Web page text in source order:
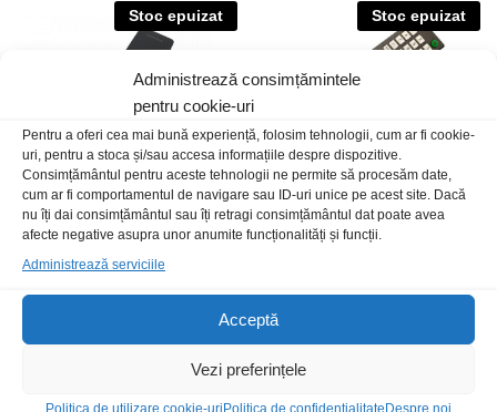
Administrează consimțămintele
pentru cookie-uri
Pentru a oferi cea mai bună experiență, folosim tehnologii, cum ar fi cookie-
uri, pentru a stoca și/sau accesa informațiile despre dispozitive.
Consimțământul pentru aceste tehnologii ne permite să procesăm date,
cum ar fi comportamentul de navigare sau ID-uri unice pe acest site. Dacă
nu îți dai consimțământul sau îți retragi consimțământul dat poate avea
afecte negative asupra unor anumite funcționalități și funcții.
Administrează serviciile
Acceptă
Vezi preferințele
Politica de utilizare cookie-uri Politica de confidentialitate Despre noi
Stoc epuizat
Tel.Orig.Sams.BN59-01242A
300,00lei/Buc
Stoc epuizat
Tel.Vortex/Samus LCD LE22-
25,00lei/Buc